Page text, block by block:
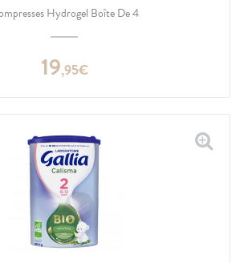
Hydrogel Boîte De 4
19,95€